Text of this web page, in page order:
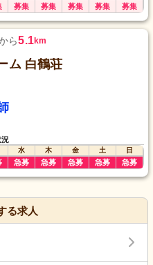
募集 募集 募集 募集 募集
ら5.1km
ム 白鶴荘
況
水 木 金 土
日
急募 急募 急募 急募 急募
る求人